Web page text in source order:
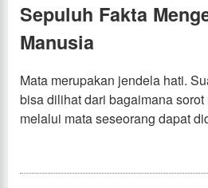
Sepuluh Fakta
Manusia
Mata merupakan jendela hati.
bisa dilihat dari bagaimana
melalui mata seseorang dapat